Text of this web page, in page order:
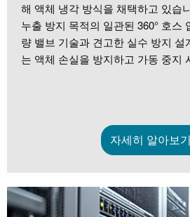
해 액체 냉각 방식을 채택하고 있습
누출 방지 목적의 일관된 360° 호스
량 밸브 기술과 견고한 실수 방지 설
는 액체 손실을 방지하고 가동 중지
자세히 알아보기